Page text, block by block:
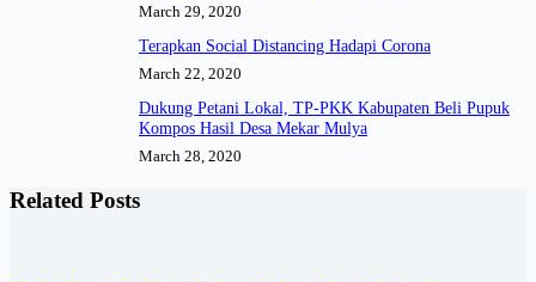
March 29, 2020
Terapkan Social Distancing Hadapi Corona
March 22, 2020
Dukung Petani Lokal, TP-PKK Kabupaten Beli Pupuk
Kompos Hasil Desa Mekar Mulya
March 28, 2020
Related Posts